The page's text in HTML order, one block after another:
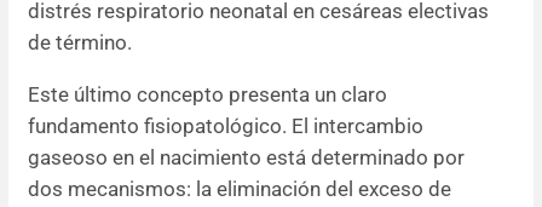
distrés respiratorio neonatal en cesáreas electivas
de término.
Este último concepto presenta un claro
fundamento fisiopatológico. El intercambio
gaseoso en el nacimiento está determinado por
dos mecanismos: la eliminación del exceso de